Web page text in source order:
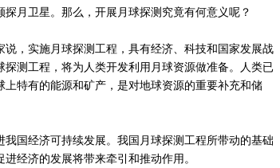
月卫星。那么，开展月球探测究竟有何意义呢？
，实施月球探测工程，具有经济、科技和国家发展战
探测工程，将为人类开发利用月球资源做准备。人类已
上特有的能源和矿产，是对地球资源的重要补充和储
国经济可持续发展。我国月球探测工程所带动的基础
经济的发展将带来牵引和推动作用。